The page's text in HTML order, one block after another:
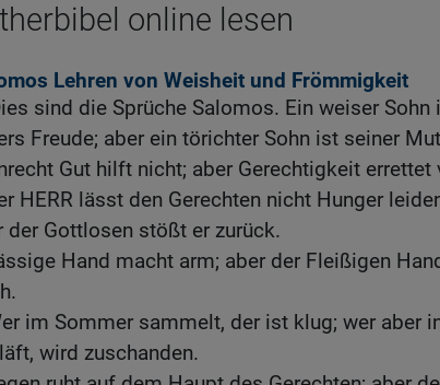
online lesen
Lehren von Weisheit und Frömmigkeit
sind die Sprüche Salomos. Ein weiser Sohn
Freude; aber ein törichter Sohn ist seiner
Gut hilft nicht; aber Gerechtigkeit errettet
HERR lässt den Gerechten nicht Hunger
der Gottlosen stößt er zurück.
Hand macht arm; aber der Fleißigen
im Sommer sammelt, der ist klug; wer aber
wird zuschanden.